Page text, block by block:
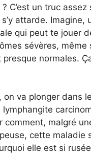
C’est un truc assez
attarde. Imagine,
qui peut te jouer
sévères, même
normales.
on va plonger dans
lymphangite
comment, malgré
cette maladie
elle est si